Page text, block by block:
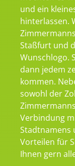
und ein
hinterlassen.
Staßfurt und
Wunschlogo.
dann jedem
kommen.
sowohl der
Verbindung
Stadtnamens
Vorteilen für
Ihnen gern